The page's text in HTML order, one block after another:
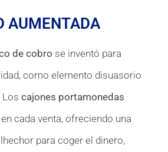
AUMENTADA
de cobro se inventó para
como elemento disuasorio
Los cajones portamonedas
cada venta, ofreciendo una
para coger el dinero,